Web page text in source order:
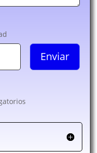
Enviar